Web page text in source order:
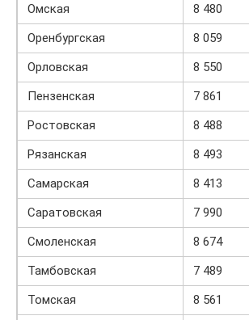
Омская
8 480
Оренбургская
8 059
Орловская
8 550
Пензенская
7 861
Ростовская
8 488
Рязанская
8 493
Самарская
8 413
Саратовская
7 990
Смоленская
8 674
Тамбовская
7 489
Томская
8 561